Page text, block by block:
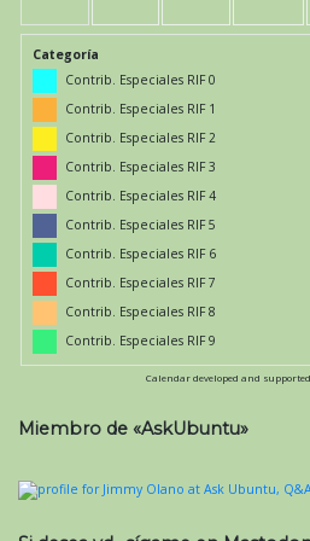
Categoría
Contrib. Especiales RIF 0
Contrib. Especiales RIF 1
Contrib. Especiales RIF 2
Contrib. Especiales RIF 3
Contrib. Especiales RIF 4
Contrib. Especiales RIF 5
Contrib. Especiales RIF 6
Contrib. Especiales RIF 7
Contrib. Especiales RIF 8
Contrib. Especiales RIF 9
Calendar developed and
Miembro de «AskUbuntu»